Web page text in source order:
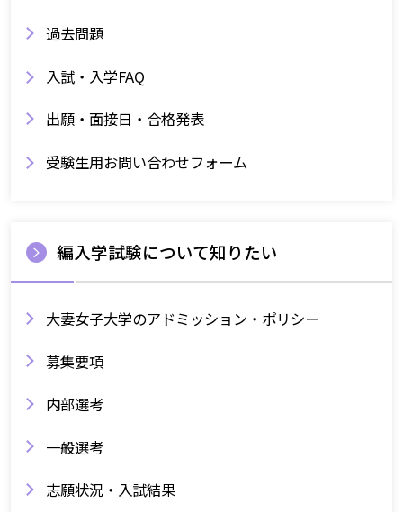
過去問題
入試・入学FAQ
出願・面接日・合格発表
受験生用お問い合わせフォーム
編入学試験について知りたい
大妻女子大学のアドミッション・ポリシー
募集要項
内部選考
一般選考
志願状況・入試結果